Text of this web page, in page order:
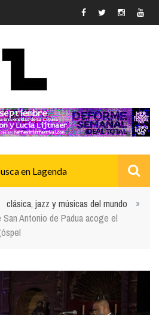
clásica, jazz y músicas del mundo
»
San Antonio de Padua acoge el